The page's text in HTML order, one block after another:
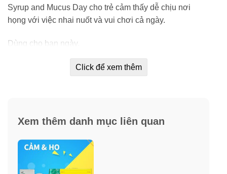
Syrup and Mucus Day cho trẻ cảm thấy dễ chịu nơi
họng với việc nhai nuốt và vui chơi cả ngày.
Dùng cho ban ngày.
An toàn và hiệu quả đối với trẻ em 12+ tháng.
Siro chữa ho có đờm cho trẻ em ban đêm Cough
Syrup + Mucus Nighttime 118 ml
Click để xem thêm
Xem thêm danh mục liên quan